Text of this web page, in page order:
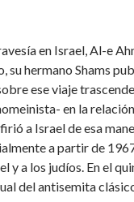
en Israel, Al-e
su hermano Shams
ese viaje
en la
a Israel de esa
a partir de
y a los judíos. En el
del antisemita